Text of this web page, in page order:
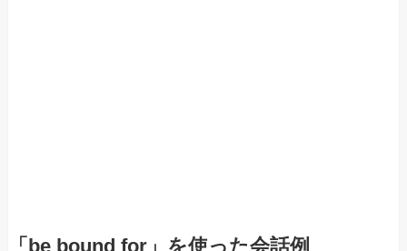
「be bound for」を使った会話例